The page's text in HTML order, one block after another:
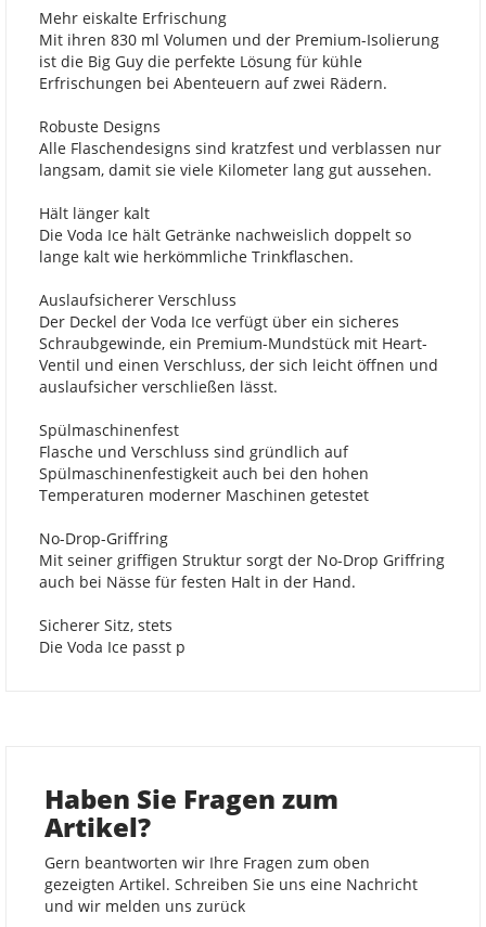
Mehr eiskalte Erfrischung
Mit ihren 830 ml Volumen und der Premium-Isolierung
ist die Big Guy die perfekte Lösung für kühle
Erfrischungen bei Abenteuern auf zwei Rädern.
Robuste Designs
Alle Flaschendesigns sind kratzfest und verblassen nur
langsam, damit sie viele Kilometer lang gut aussehen.
Hält länger kalt
Die Voda Ice hält Getränke nachweislich doppelt so
lange kalt wie herkömmliche Trinkflaschen.
Auslaufsicherer Verschluss
Der Deckel der Voda Ice verfügt über ein sicheres
Schraubgewinde, ein Premium-Mundstück mit Heart-
Ventil und einen Verschluss, der sich leicht öffnen und
auslaufsicher verschließen lässt.
Spülmaschinenfest
Flasche und Verschluss sind gründlich auf
Spülmaschinenfestigkeit auch bei den hohen
Temperaturen moderner Maschinen getestet
No-Drop-Griffring
Mit seiner griffigen Struktur sorgt der No-Drop Griffring
auch bei Nässe für festen Halt in der Hand.
Sicherer Sitz, stets
Die Voda Ice passt p
Haben Sie Fragen zum
Artikel?
Gern beantworten wir Ihre Fragen zum oben
gezeigten Artikel. Schreiben Sie uns eine Nachricht
und wir melden uns zurück